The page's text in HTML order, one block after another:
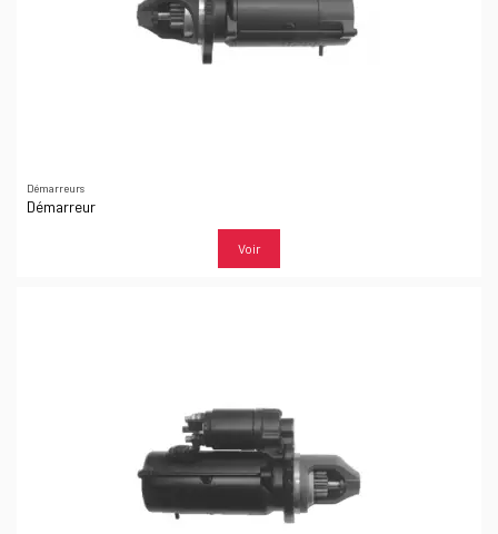
Démarreurs
Démarreur
Voir